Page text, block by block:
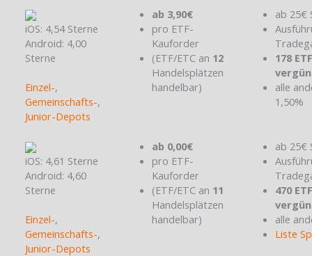
iOS: 4,54 Sterne
Android: 4,00
Sterne
Einzel-,
Gemeinschafts-,
Junior-Depots
ab 3,90€
pro ETF-
Kauforder
(ETF/ETC an 12
Handelsplätzen
handelbar)
ab 25€
178
alle
1,50%
iOS: 4,61 Sterne
Android: 4,60
Sterne
Einzel-,
Gemeinschafts-,
Junior-Depots
ab 0,00€
pro ETF-
Kauforder
(ETF/ETC an 11
Handelsplätzen
handelbar)
ab 25€
470
alle
Liste